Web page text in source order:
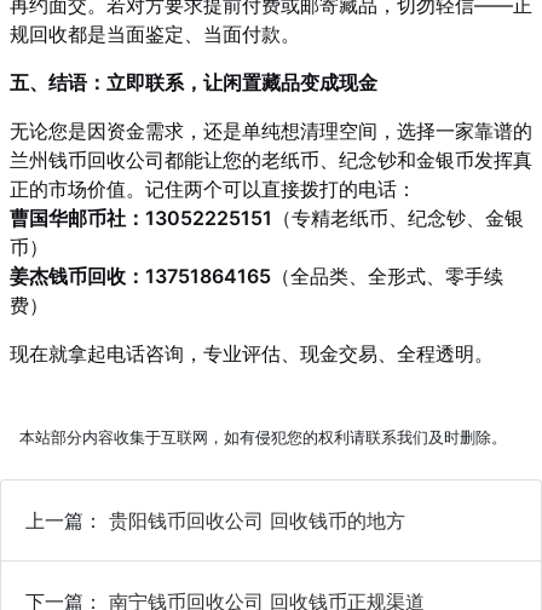
规回收都是当面鉴定、当面付款。
五、结语：立即联系，让闲置藏品变成现金
无论您是因资金需求，还是单纯想清理空间，选择一家靠谱的
兰州钱币回收公司都能让您的老纸币、纪念钞和金银币发挥真
正的市场价值。记住两个可以直接拨打的电话：
曹国华邮币社：13052225151 （专精老纸币、纪念钞、金银
币）
姜杰钱币回收：13751864165 （全品类、全形式、零手续
费）
现在就拿起电话咨询，专业评估、现金交易、全程透明。
本站部分内容收集于互联网，如有侵犯您的权利请联系我们及时删除。
上一篇： 贵阳钱币回收公司 回收钱币的地方
下一篇： 南宁钱币回收公司 回收钱币正规渠道